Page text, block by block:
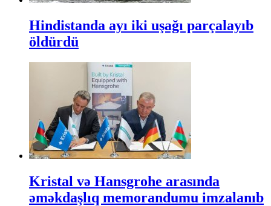
Hindistanda ayı iki uşağı parçalayıb
öldürdü
Kristal və Hansgrohe arasında
əməkdaşlıq memorandumu imzalanıb